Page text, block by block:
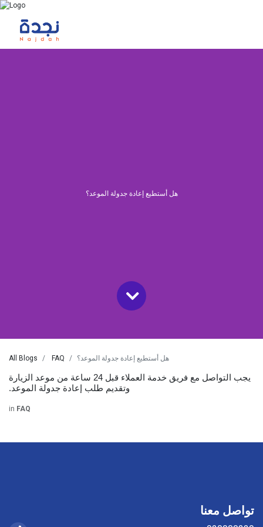
هل أستطيع إعادة جدولة الموعد؟
All Blogs FAQ هل أستطيع إعادة جدولة الموعد؟
يجب التواصل مع فريق خدمة العملاء قبل 24 ساعة من موعد الزيارة
وتقديم طلب إعادة جدولة الموعد.
in FAQ
تواصل معنا